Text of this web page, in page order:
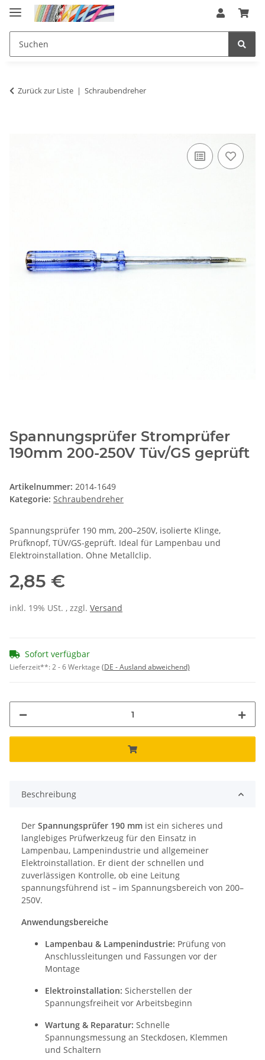
Zurück zur Liste Schraubendreher
Spannungsprüfer Stromprüfer
190mm 200-250V Tüv/GS geprüft
Artikelnummer: 2014-1649
Kategorie: Schraubendreher
Spannungsprüfer 190 mm, 200–250V, isolierte Klinge,
Prüfknopf, TÜV/GS-geprüft. Ideal für Lampenbau und
Elektroinstallation. Ohne Metallclip.
2,85 €
inkl. 19% USt. , zzgl. Versand
Sofort verfügbar
Lieferzeit**:2 - 6 Werktage (DE - Ausland abweichend)
Beschreibung
Der Spannungsprüfer 190 mm ist ein sicheres und
langlebiges Prüfwerkzeug für den Einsatz in
Lampenbau, Lampenindustrie und allgemeiner
Elektroinstallation. Er dient der schnellen und
zuverlässigen Kontrolle, ob eine Leitung
spannungsführend ist – im Spannungsbereich von 200–
250V.
Anwendungsbereiche
Lampenbau & Lampenindustrie: Prüfung von
Anschlussleitungen und Fassungen vor der
Montage
Elektroinstallation: Sicherstellen der
Spannungsfreiheit vor Arbeitsbeginn
Wartung & Reparatur: Schnelle
Spannungsmessung an Steckdosen, Klemmen
und Schaltern